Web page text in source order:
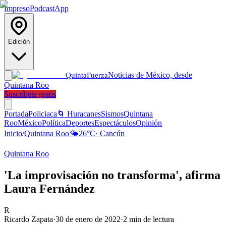
ImpresoPodcastApp
Edición
QuintaFuerzaNoticias de México, desde
Quintana Roo
Suscríbete gratis
PortadaPoliciaca 🌀 HuracanesSismosQuintana
RooMéxicoPolíticaDeportesEspectáculosOpinión
Inicio/Quintana Roo🌤️26°C· Cancún
Quintana Roo
'La improvisación no transforma', afirma
Laura Fernández
R
Ricardo Zapata·30 de enero de 2022·2 min de lectura